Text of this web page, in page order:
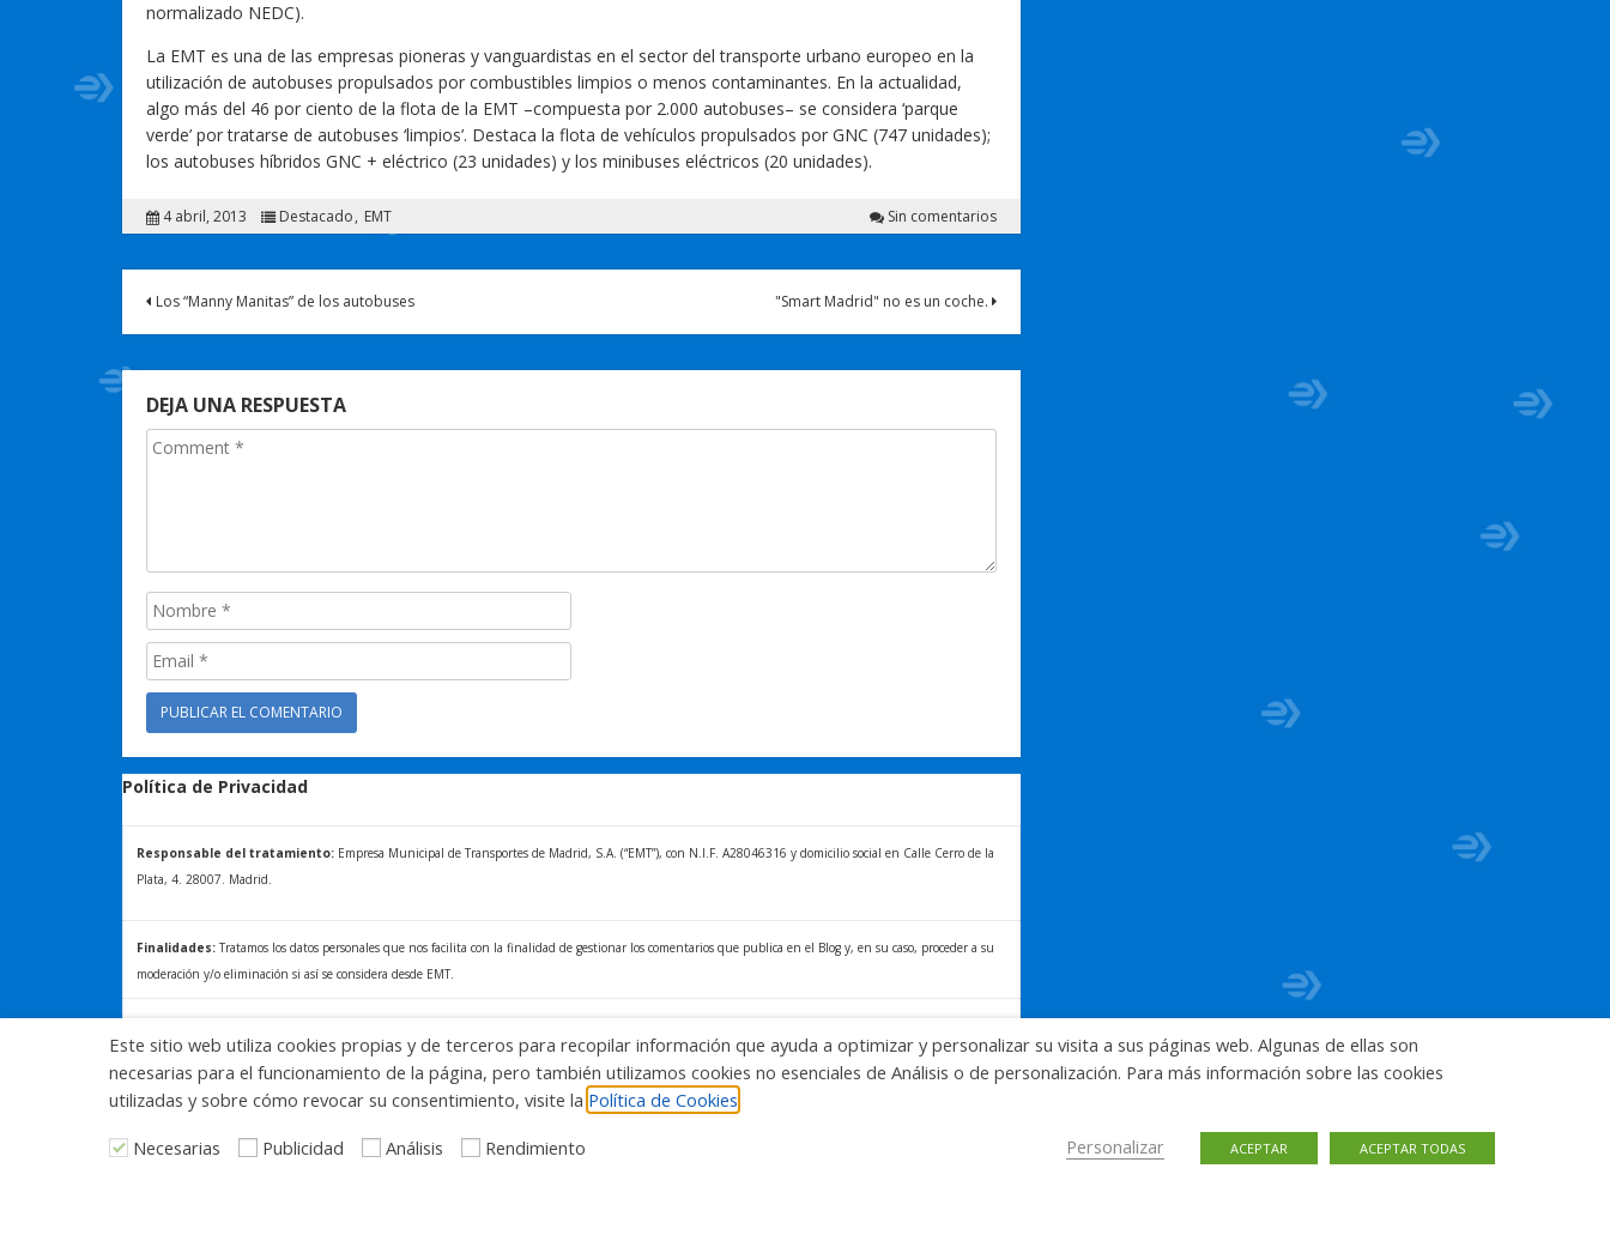
normalizado NEDC).
La EMT es una de las empresas pioneras y vanguardistas en el sector del transporte urbano europeo en la
utilización de autobuses propulsados por combustibles limpios o menos contaminantes. En la actualidad,
algo más del 46 por ciento de la flota de la EMT –compuesta por 2.000 autobuses– se considera ‘parque
verde’ por tratarse de autobuses ‘limpios’. Destaca la flota de vehículos propulsados por GNC (747 unidades);
los autobuses híbridos GNC + eléctrico (23 unidades) y los minibuses eléctricos (20 unidades).
4 abril, 2013 Destacado EMT Sin comentarios
Los “Manny Manitas” de los autobuses "Smart Madrid" no es un coche.
DEJA UNA RESPUESTA
Política de Privacidad
Responsable del tratamiento:Empresa Municipal de Transportes de Madrid, S.A. (“EMT”), con N.I.F. A28046316 y domicilio social en Calle Cerro de la
Plata, 4. 28007. Madrid.
Finalidades:Tratamos los datos personales que nos facilita con la finalidad de gestionar los comentarios que publica en el Blog y, en su caso, proceder a su
moderación y/o eliminación si así se considera desde EMT.
acceder, a rectificar y a solicitar la supresión de sus datos. Para más información sobre el tratamiento de sus datos y la forma en que puede ejercer sus
derechos, consulte la Política de Privacidad de Blog EMT, disponible en: blog.emtmadrid.es/politica-de-privacidad
Este sitio web utiliza cookies propias y de terceros para recopilar información que ayuda a optimizar y personalizar su visita a sus páginas web. Algunas de ellas son
necesarias para el funcionamiento de la página, pero también utilizamos cookies no esenciales de Análisis o de personalización. Para más información sobre las cookies
utilizadas y sobre cómo revocar su consentimiento, visite la Política de Cookies
Necesarias
Publicidad Análisis Rendimiento Personalizar ACEPTAR ACEPTAR TODAS